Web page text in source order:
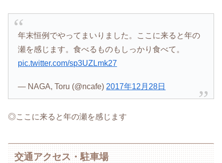
年末恒例でやってまいりました。ここに来ると年の
瀬を感じます。食べるものもしっかり食べて。
pic.twitter.com/sp3UZLmk27
— NAGA, Toru (@ncafe) 2017年12月28日
◎ここに来ると年の瀬を感じます
交通アクセス・駐車場